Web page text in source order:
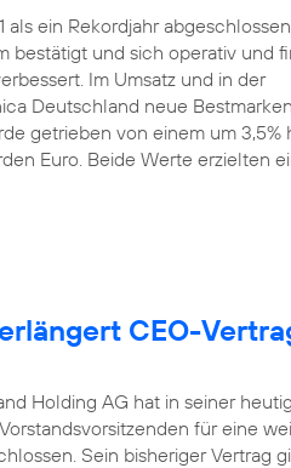
ein Rekordjahr
bestätigt und sich operativ und
Im Umsatz und in der
Deutschland neue
getrieben von einem um 3,5%
Euro. Beide Werte erzielten
CEO-
Holding AG hat in seiner
für eine
Sein bisheriger Vertrag